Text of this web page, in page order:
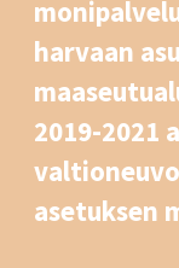
harvaan
2019-2021
asetuksen